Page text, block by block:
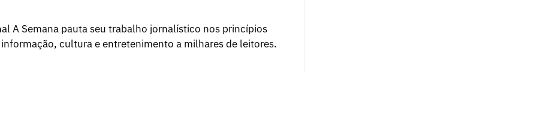
A Semana pauta seu trabalho jornalístico nos princípios
cultura e entretenimento a milhares de leitores.